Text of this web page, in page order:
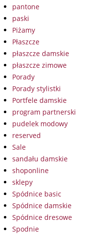
pantone
paski
Piżamy
Płaszcze
płaszcze damskie
płaszcze zimowe
Porady
Porady stylistki
Portfele damskie
program partnerski
pudelek modowy
reserved
Sale
sandału damskie
shoponline
sklepy
Spódnice basic
Spódnice damskie
Spódnice dresowe
Spodnie